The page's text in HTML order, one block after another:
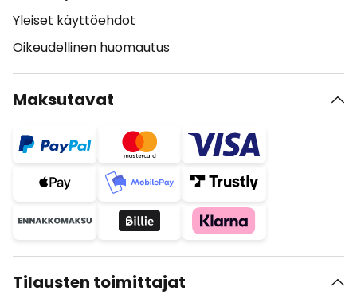
Yleiset käyttöehdot
Oikeudellinen huomautus
Maksutavat
Tilausten toimittajat